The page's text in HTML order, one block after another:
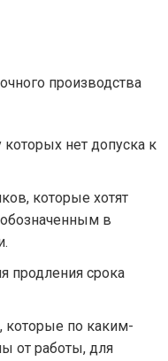
производства
нет допуска к
которые хотят
обозначенным в
продления срока
которые по каким-
от работы, для